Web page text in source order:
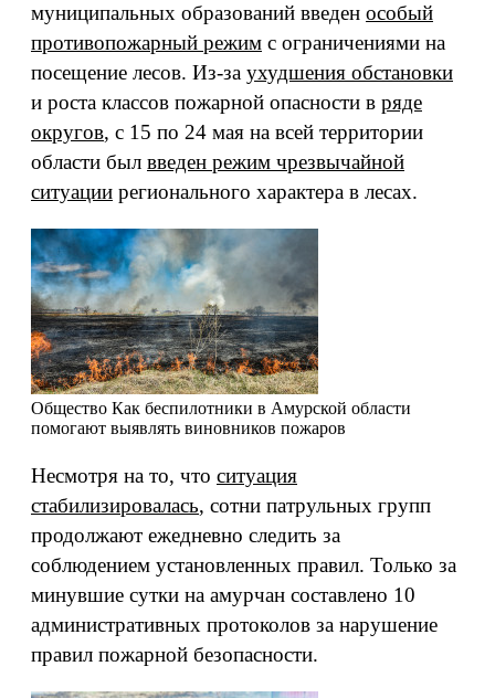
муниципальных образований введен особый
противопожарный режим с ограничениями на
посещение лесов. Из-за ухудшения обстановки
и роста классов пожарной опасности в ряде
округов, с 15 по 24 мая на всей территории
области был введен режим чрезвычайной
ситуации регионального характера в лесах.
Общество Как беспилотники в Амурской области
помогают выявлять виновников пожаров
Несмотря на то, что ситуация
стабилизировалась, сотни патрульных групп
продолжают ежедневно следить за
соблюдением установленных правил. Только за
минувшие сутки на амурчан составлено 10
административных протоколов за нарушение
правил пожарной безопасности.